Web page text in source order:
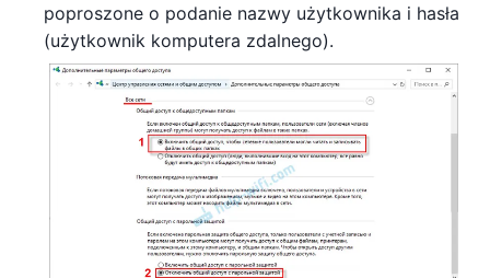
poproszone o podanie nazwy użytkownika i hasła
(użytkownik komputera zdalnego).